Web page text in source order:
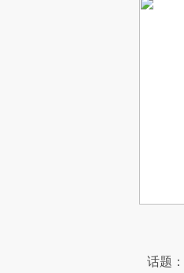
话题：